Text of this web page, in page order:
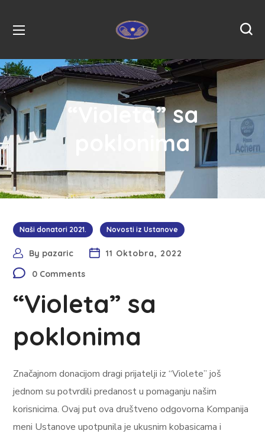
“Violeta” sa
poklonima
Naši donatori 2021. Novosti iz Ustanove
By pazaric
11 Oktobra, 2022
0 Comments
“Violeta” sa
poklonima
Značajnom donacijom dragi prijatelji iz “Violete” još
jednom su potvrdili predanost u pomaganju našim
korisnicima. Ovaj put ova društveno odgovorna Kompanija
meni Ustanove upotpunila je ukusnim kobasicama i